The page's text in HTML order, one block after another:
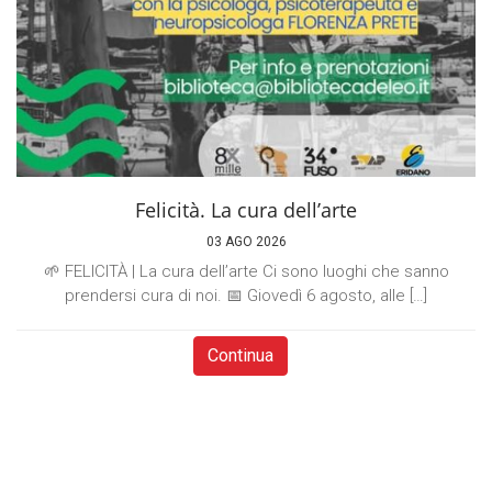
Felicità. La cura dell’arte
03 AGO 2026
🌱 FELICITÀ | La cura dell’arte Ci sono luoghi che sanno
prendersi cura di noi. 📅 Giovedì 6 agosto, alle […]
Continua